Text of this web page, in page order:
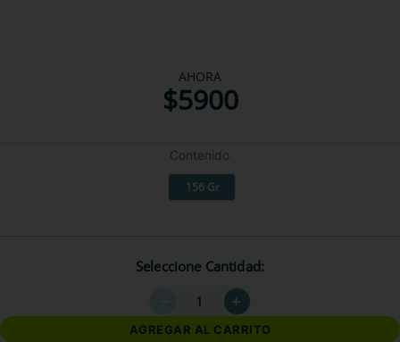
AHORA
$5900
Contenido
156 Gr
Seleccione Cantidad
＋
AGREGAR AL CARRITO